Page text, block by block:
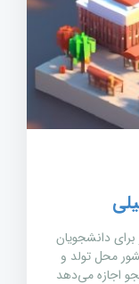
برای دانشجویان
محل تولد و
اجازه می‌دهد